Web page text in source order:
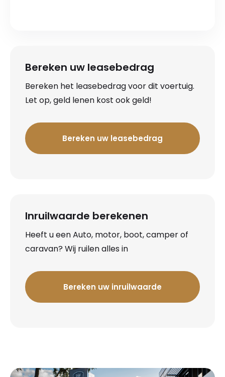
Bereken uw leasebedrag
Bereken het leasebedrag voor dit voertuig.
Let op, geld lenen kost ook geld!
Bereken uw leasebedrag
Inruilwaarde berekenen
Heeft u een Auto, motor, boot, camper of
caravan? Wij ruilen alles in
Bereken uw inruilwaarde